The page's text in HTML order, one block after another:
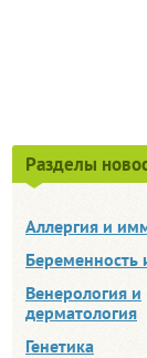
Разделы
Аллергия и
Беременность
Венерология и
дерматология
Генетика